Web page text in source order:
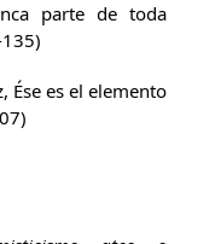
parte de toda
Ése es el elemento